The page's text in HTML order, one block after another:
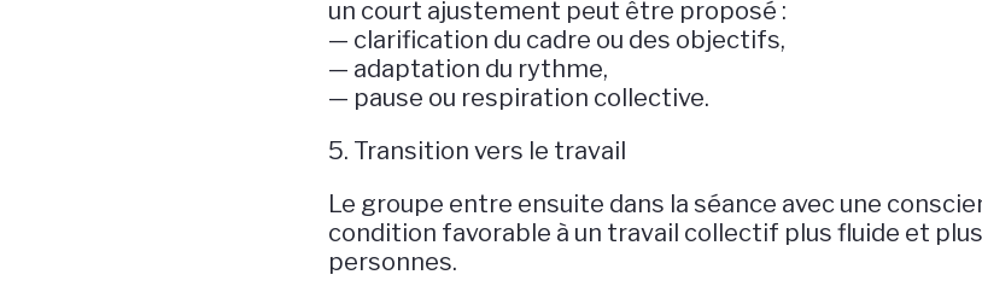
un court ajustement peut être proposé :
— clarification du cadre ou des objectifs,
— adaptation du rythme,
— pause ou respiration collective.
5. Transition vers le travail
Le groupe entre ensuite dans la séance avec une
condition favorable à un travail collectif plus fluide et
personnes.